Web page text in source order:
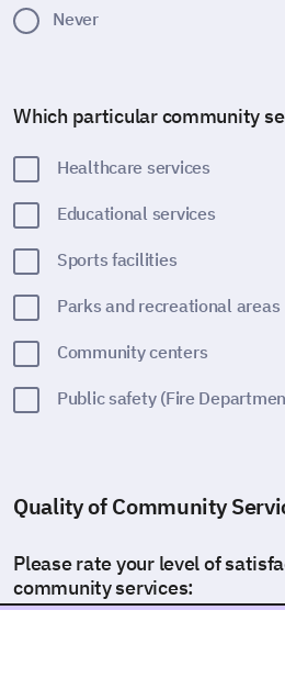
Never
Which particular community
Healthcare services
Educational services
Sports facilities
Parks and recreational areas
Community centers
Public safety (Fire
Quality of Community
Please rate your level of
community services: